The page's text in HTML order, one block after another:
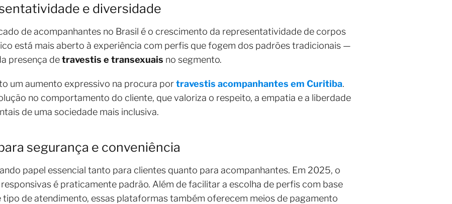
e diversidade
de acompanhantes no Brasil é o crescimento da representatividade de corpos
está mais aberto à experiência com perfis que fogem dos padrões tradicionais —
presença detravestis e transexuais no segmento.
um aumento expressivo na procura portravestis acompanhantes em Curitiba.
no comportamento do cliente, que valoriza o respeito, a empatia e a liberdade
de uma sociedade mais inclusiva.
segurança e conveniência
papel essencial tanto para clientes quanto para acompanhantes. Em 2025, o
é praticamente padrão. Além de facilitar a escolha de perfis com base
tipo de atendimento, essas plataformas também oferecem meios de pagamento